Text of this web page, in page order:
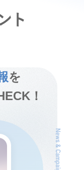
を
！